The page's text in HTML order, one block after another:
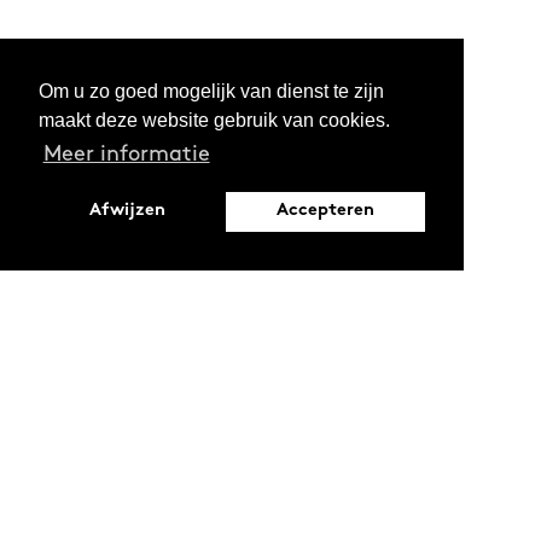
Om u zo goed mogelijk van dienst te zijn
maakt deze website gebruik van cookies.
Meer informatie
Afwijzen Accepteren